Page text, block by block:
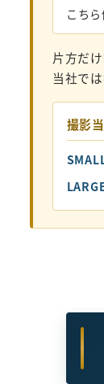
こち
片方だ
当社で
撮影